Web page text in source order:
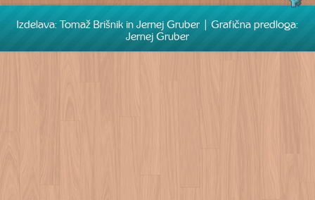
Izdelava: Tomaž Brišnik in Jernej Gruber | Grafična predloga:
Jernej Gruber